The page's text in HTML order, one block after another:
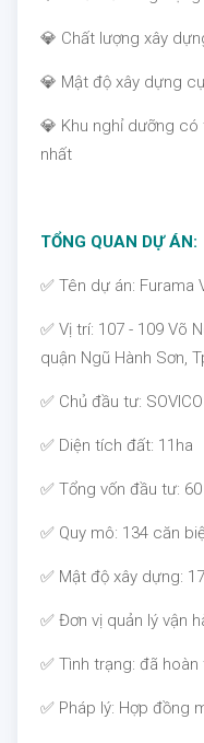
💎 Chất lượng xây
💎 Mật độ xây dựng
💎 Khu nghỉ dưỡng có
nhất
TỔNG QUAN DỰ ÁN:
✅ Tên dự án: Furama
✅ Vị trí: 107 - 109 Võ
quận Ngũ Hành Sơn,
✅ Chủ đầu tư:
✅ Diện tích đất: 11ha
✅ Tổng vốn đầu tư:
✅ Quy mô: 134 căn
✅ Mật độ xây dựng:
✅ Đơn vị quản lý vận
✅ Tình trạng: đã
✅ Pháp lý: Hợp đồng